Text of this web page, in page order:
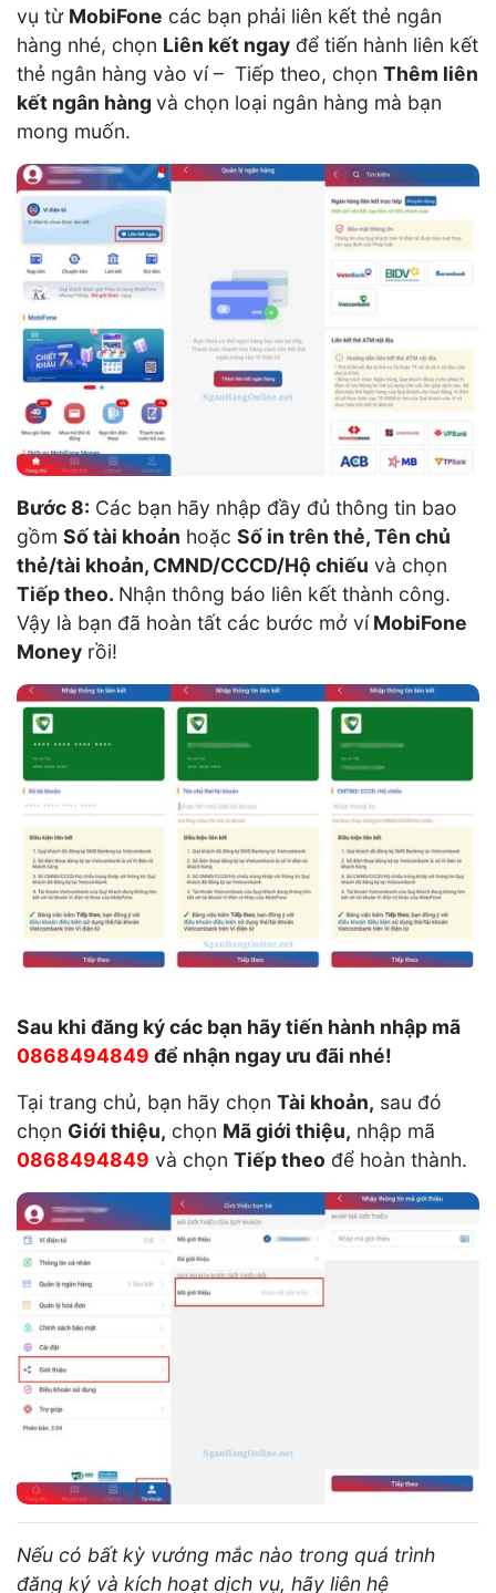
vụ từ MobiFone các bạn phải liên kết thẻ ngân
hàng nhé, chọn Liên kết ngay để tiến hành liên kết
thẻ ngân hàng vào ví – Tiếp theo, chọn Thêm liên
kết ngân hàng và chọn loại ngân hàng mà bạn
mong muốn.
Bước 8: Các bạn hãy nhập đầy đủ thông tin bao
gồm Số tài khoản hoặc Số in trên thẻ, Tên chủ
thẻ/tài khoản, CMND/CCCD/Hộ chiếu và chọn
Tiếp theo. Nhận thông báo liên kết thành công.
Vậy là bạn đã hoàn tất các bước mở víMobiFone
Money rồi!
Sau khi đăng ký các bạn hãy tiến hành nhập mã
0868494849 để nhận ngay ưu đãi nhé!
Tại trang chủ, bạn hãy chọn Tài khoản, sau đó
chọn Giới thiệu, chọn Mã giới thiệu, nhập mã
0868494849 và chọn Tiếp theo để hoàn thành.
Nếu có bất kỳ vướng mắc nào trong quá trình
đăng ký và kích hoạt dịch vụ, hãy liên hệ